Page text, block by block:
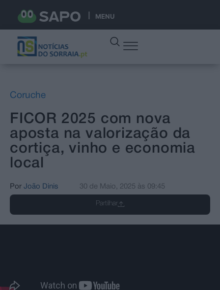
MENU
Coruche
FICOR 2025 com nova
aposta na valorização da
cortiça, vinho e economia
local
Por João Dinis 30 de Maio, 2025 às 09:45
Partilhar